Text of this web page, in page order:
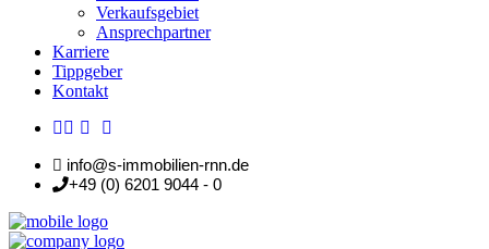
Verkaufsgebiet
Ansprechpartner
Karriere
Tippgeber
Kontakt
info@s-immobilien-rnn.de
+49 (0) 6201 9044 - 0